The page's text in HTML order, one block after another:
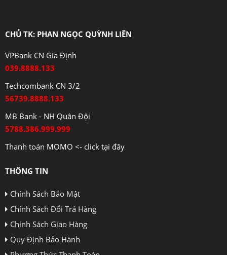
CHỦ TK: PHAN NGỌC QUỲNH LIÊN
VPBank CN Gia Định
039.8888.133
Techcombank CN 3/2
56739.8888.133
MB Bank - NH Quân Đội
5788.386.999.999
Thanh toán MOMO <- click tại đây
THÔNG TIN
Chính Sách Bảo Mật
Chính Sách Đổi Trả Hàng
Chính Sách Giao Hàng
Quy Định Bảo Hành